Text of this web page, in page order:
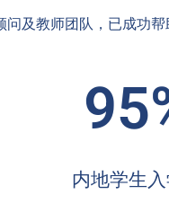
问及教师团队，已成功
内地学生